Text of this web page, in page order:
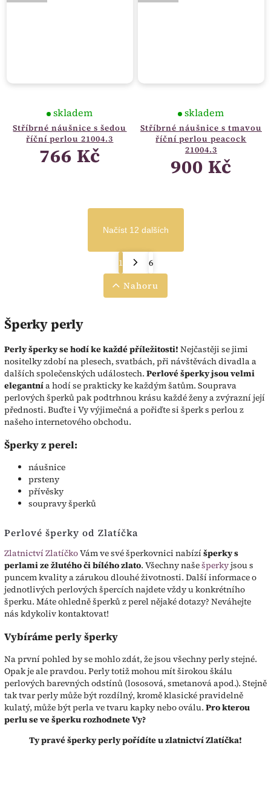
Stříbrné náušnice s šedou
říční perlou 21004.3
skladem
766 Kč
Stříbrné náušnice s tmavou
říční perlou peacock
21004.3
skladem
900 Kč
Načíst 12 dalších
1
6
Nahoru
Šperky perly
Perly šperky se hodí ke každé příležitosti! Nejčastěji se jimi
nositelky zdobí na plesech, svatbách, při návštěvách divadla a
dalších společenských událostech. Perlové šperky jsou velmi
elegantnía hodí se prakticky ke každým šatům. Souprava
perlových šperků pak podtrhnou krásu každé ženy a zvýrazní její
přednosti. Buďte i Vy výjimečná a pořiďte si šperk s perlou z
našeho internetového obchodu.
Šperky z perel:
náušnice
prsteny
přívěsky
soupravy šperků
Perlové šperky od Zlatíčka
Zlatnictví ZlatíčkoVám ve své šperkovnici nabízí šperky s
perlami ze žlutého či bílého zlato. Všechny našešperkyjsou s
puncem kvality a zárukou dlouhé životnosti. Další informace o
jednotlivých perlových špercích najdete vždy u konkrétního
šperku. Máte ohledně šperků z perel nějaké dotazy? Neváhejte
nás kdykoliv kontaktovat!
Vybíráme perly šperky
Na první pohled by se mohlo zdát, že jsou všechny perly stejné.
Opak je ale pravdou. Perly totiž mohou mít širokou škálu
perlových barevných odstínů (lososová, smetanová apod.). Stejně
tak tvar perly může být rozdílný, kromě klasické pravidelně
kulatý, může být perla ve tvaru kapky nebo oválu. Pro kterou
perlu se ve šperku rozhodnete Vy?
Ty pravé šperky perly pořídíte u zlatnictví Zlatíčka!